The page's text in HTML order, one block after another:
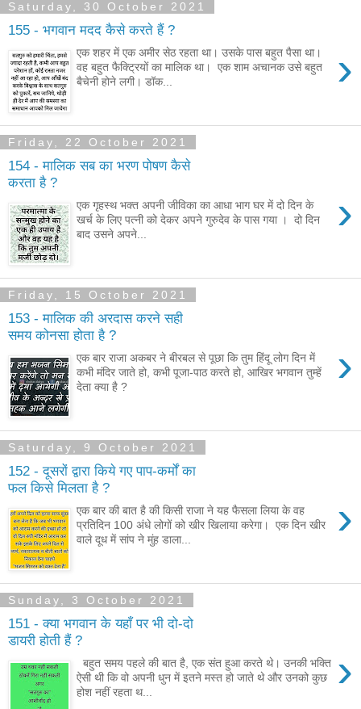
Saturday, 30 October 2021
155 - भगवान मदद कैसे करते हैं ?
›
एक शहर में एक अमीर सेठ रहता था। उसके पास बहुत पैसा था।
वह बहुत फैक्ट्रियों का मालिक था। एक शाम अचानक उसे बहुत
बैचेनी होने लगी। डॉक...
Friday, 22 October 2021
154 - मालिक सब का भरण पोषण कैसे
करता है ?
›
एक गृहस्थ भक्त अपनी जीविका का आधा भाग घर में दो दिन के
खर्च के लिए पत्नी को देकर अपने गुरुदेव के पास गया । दो दिन
बाद उसने अपने...
Friday, 15 October 2021
153 - मालिक की अरदास करने सही
समय कोनसा होता है ?
›
एक बार राजा अकबर ने बीरबल से पूछा कि तुम हिंदू लोग दिन में
कभी मंदिर जाते हो, कभी पूजा-पाठ करते हो, आखिर भगवान तुम्हें
देता क्या है ?
Saturday, 9 October 2021
152 - दूसरों द्वारा किये गए पाप-कर्मों का
फल किसे मिलता है ?
›
एक बार की बात है की किसी राजा ने यह फैसला लिया के वह
प्रतिदिन 100 अंधे लोगों को खीर खिलाया करेगा। एक दिन खीर
वाले दूध में सांप ने मुंह डाला...
Sunday, 3 October 2021
151 - क्या भगवान के यहाँ पर भी दो-दो
डायरी होती हैं ?
›
बहुत समय पहले की बात है, एक संत हुआ करते थे। उनकी भक्ति
ऐसी थी कि वो अपनी धुन में इतने मस्त हो जाते थे और उनको कुछ
होश नहीं रहता थ...